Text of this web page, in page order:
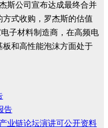
斯公司宣布达成最终合并
式收购，罗杰斯的估值
子材料制造商，在高频电
和高性能泡沫方面处于
告
业链论坛演讲可公开资料